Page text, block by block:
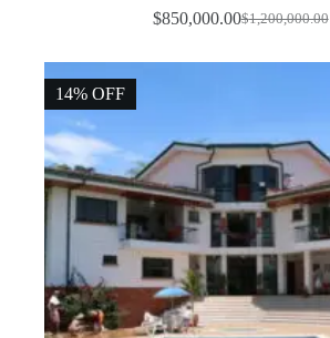
$1,200,000.00
El
original
$850,000.00El
actual
14% OFF